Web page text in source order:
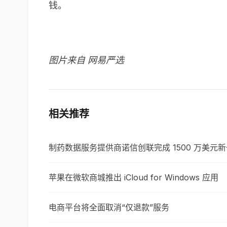
钱。
图片来自 网易严选
相关推荐
制药数据服务提供商诺信创联完成 1500 万美元
苹果在微软商城推出 iCloud for Windows 应用
电商平台将全面取消“仅退款”服务